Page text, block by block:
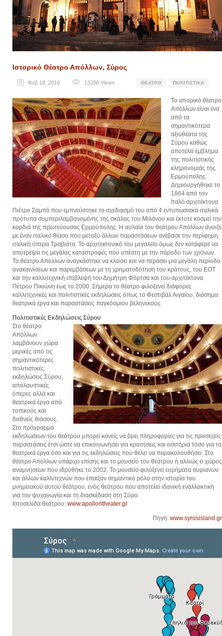
Ιστορικό Θέατρο Απόλλων, Σύρος
Φεβ 18, 2016 13286 Views ΘΈΑΤΡΟ ΠΟΛΙΤΙΣΤΙΚΆ
Το ιστορικό θέατρο
Απόλλων είναι ένα
από τα
σημαντικότερα
αξιοθέατα της
Σύρου καθώς
αποτελεί έμβλημα
της πολιτιστικής
κληρονομιάς της
Ερμούπολης.
Δημιουργήθηκε το
1864 από τον
Ιταλό αρχιτέκτονα
Πιέτρο Σαμπό που εμπνεύστηκε το σχεδιασμό του από 4 εντυπωσιακά ιταλικά
πρότυπα συμπεριλαμβανομένης της σκάλας του Μιλάνου και έκτοτε κοσμεί την
καρδιά της πρωτεύουσας Ερμούπολης. Η αυλαία του θεάτρου Απόλλων άνοιξε
με έναν ιταλικό θίασο που μεταξύ άλλων παραστάσεων ανέβασε την περίφημη
ιταλική όπερα Τραβιάτα. Το αρχιτεκτονικό του μεγαλείο όμως δεν κατάφερε να
αποτρέψει τις μεγάλες καταστροφές που υπέστη με την πάροδο των χρόνων.
Το θέατρο Απόλλων αναγκάστηκε να κλείσει και να περάσει μια μεγάλη περίοδο
ανακαινίσεων και παρεμβάσεων με τη χρηματοδότηση του κράτους, του ΕΟΤ
και την καλλιτεχνική επίβλεψη του Δημήτρη Φόρτσα και του αρχιτέκτονα
Πέτρου Πικιώνη έως το 2000. Σήμερα το θέατρο φιλοξενεί διάφορες
καλλιτεχνικές και πολιτιστικές εκδηλώσεις όπως το Φεστιβάλ Αιγαίου, διάσημα
θεατρικά έργα και παραστάσεις παγκόσμιου βεληνεκούς.
Πολιτιστικές Εκδηλώσεις Σύρου
Στο θέατρο
Απόλλων
λαμβάνουν χώρα
μερικές από τις
σημαντικότερες
πολιτιστικές
εκδηλώσεις Σύρου,
απολαυστικές
όπερες αλλά και
θεατρικά έργα από
τοπικούς και
διεθνείς θιάσους.
Στο πρόγραμμα
εκδηλώσεων του θεάτρου μπορεί κανείς να βρει πληροφορίες για τις προσεχείς
παραστάσεις έτσι ώστε να επικοινωνήσει για κρατήσεις και εισιτήρια τόσο για τα
θεατρικά έργα όσο και για τις εκδηλώσεις που θέλει να παρακολουθήσει. Στο
θέατρο Απόλλων υπάρχει επίσης και το μουσείο του θεάτρου ή αλλιώς ο χώρος
αναμνήσεων που ιδρύθηκε το 2002. Το μουσείο φιλοξενεί ευρήματα συριανών
και άλλων καλλιτεχνών που έπαιξαν σημαντικό ρόλο στην ιστορία του
μνημειακού αυτού θεάτρου, ενός θεάτρου που αποτελεί ιδανική εναλλακτική
για την ψυχαγωγία και τη διασκέδαση στη Σύρο.
Ιστοσελίδα θεάτρου: www.apollontheater.gr
Πηγή: www.syrosisland.gr